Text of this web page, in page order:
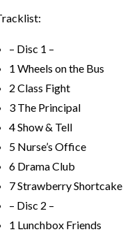
– Disc 1 –
1 Wheels on the Bus
2 Class Fight
3 The Principal
4Show & Tell
5 Nurse’s Office
6 Drama Club
7Strawberry Shortcake
– Disc 2 –
1 Lunchbox Friends